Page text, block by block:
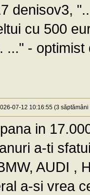
denisov3,
cu 500
..." -
07-12 10:16:55 (3 săptămâni
in
a-ti
AUDI ,
a-si vrea